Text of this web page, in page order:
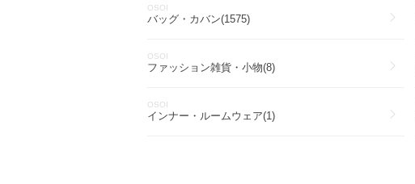
OSOI
バッグ・カバン(1575)
OSOI
ファッション雑貨・小物(8)
OSOI
インナー・ルームウェア(1)